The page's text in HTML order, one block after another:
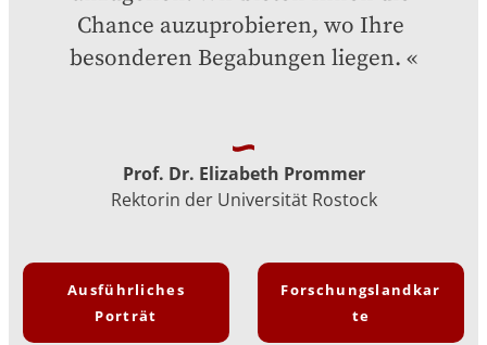
Chance auzuprobieren, wo Ihre
besonderen Begabungen liegen.
Prof. Dr. Elizabeth Prommer
Rektorin der Universität Rostock
Ausführliches
Porträt
Forschungslandkar
te